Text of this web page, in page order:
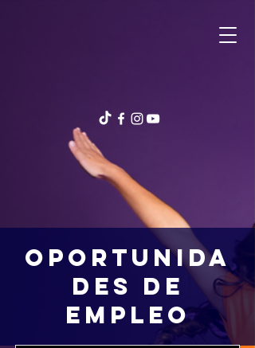
Oportunida
des de
empleo